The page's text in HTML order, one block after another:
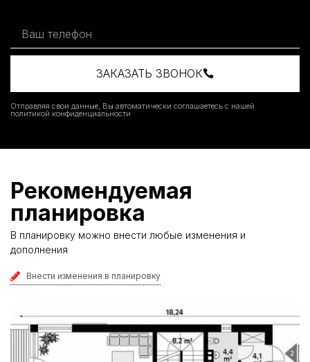
ЗАКАЗАТЬ ЗВОНОК
Отправляя свои данные, Вы автоматически соглашаетесь с нашей
политикой конфиденциальности
Рекомендуемая
планировка
В планировку можно внести любые изменения и
дополнения
Внести изменения в планировку